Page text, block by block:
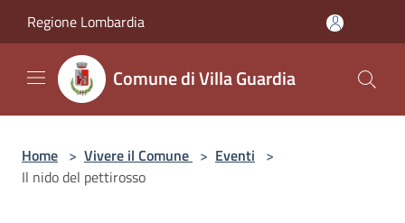
Regione Lombardia
Comune di Villa Guardia
Home > Vivere il Comune > Eventi >
Il nido del pettirosso